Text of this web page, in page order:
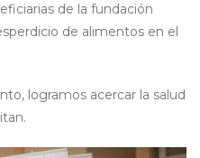
de la fundación
de alimentos en el
logramos acercar la salud